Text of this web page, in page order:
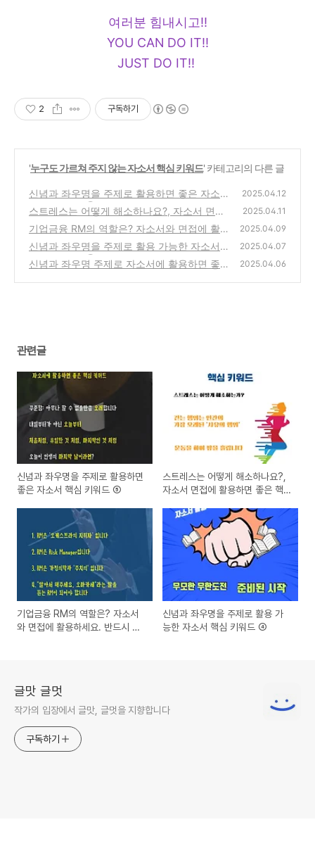
여러분 힘내시고!!
YOU CAN DO IT!!
JUST DO IT!!
2 구독하기
'누구도 가르쳐 주지 않는 자소서 핵심 키워드' 카테고리의 다른 글
신념과 좌우명을 주제로 활용하면 좋은 자소서
핵심 키워드 ⑤
(0)
2025.04.12
스트레스는 어떻게 해소하나요?, 자소서 면접
에 활용하면 좋은 핵심 키워드
(2)
2025.04.11
기업금융 RM의 역할은? 자소서와 면접에 활용
하세요. 반드시 질문 나옵니다. 핵심 키워드,
핵심 소제목으로 활용하기
(1)
2025.04.09
신념과 좌우명을 주제로 활용 가능한 자소서
핵심 키워드 ④
(3)
2025.04.07
신념과 좌우명 주제로 자소서에 활용하면 좋은
2025.04.06
관련글
신념과 좌우명을 주제로 활용하면
좋은 자소서 핵심 키워드 ⑤
스트레스는 어떻게 해소하나요?,
자소서 면접에 활용하면 좋은 핵
기업금융 RM의 역할은? 자소서
와 면접에 활용하세요. 반드시 질
신념과 좌우명을 주제로 활용 가
능한 자소서 핵심 키워드 ④
글맛 글멋
작가의 입장에서 글맛, 글멋을 지향합니다
구독하기